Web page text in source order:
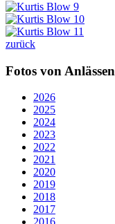
zurück
Fotos von Anlässen
2026
2025
2024
2023
2022
2021
2020
2019
2018
2017